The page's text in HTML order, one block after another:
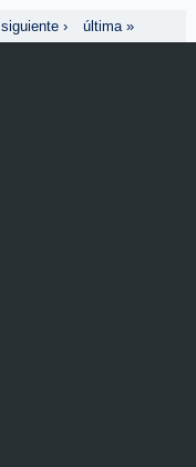
siguiente › última »